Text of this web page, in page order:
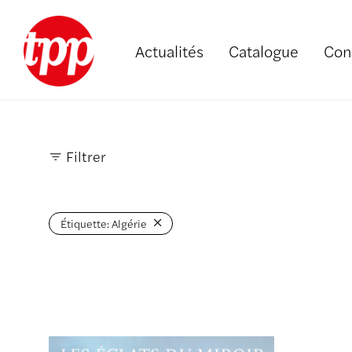
Actualités Catalogue
Filtrer
Étiquette:Algérie